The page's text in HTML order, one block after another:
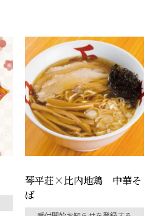
琴平荘×比内地鶏 中華そ
ば